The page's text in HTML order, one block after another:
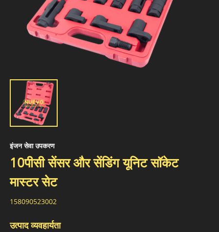
इंजन सेवा उपकरण
10पीसी सेंसर और सेंडिंग यूनिट सॉकेट
मास्टर सेट
158090523002
उत्पाद व्यवहार्यता